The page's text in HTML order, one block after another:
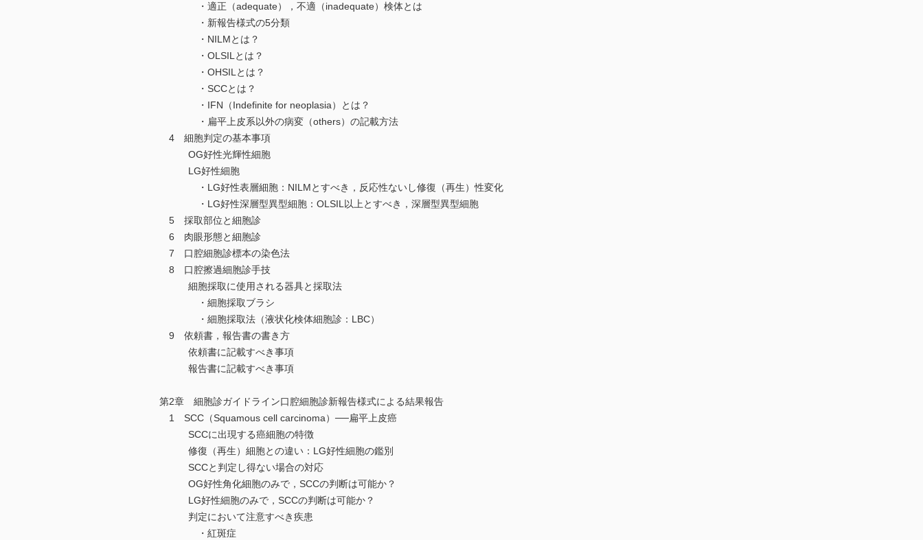
・適正（adequate），不適（inadequate）検体とは
・新報告様式の5分類
・NILMとは？
・OLSILとは？
・OHSILとは？
・SCCとは？
・IFN（Indefinite for neoplasia）とは？
・扁平上皮系以外の病変（others）の記載方法
4 細胞判定の基本事項
OG好性光輝性細胞
LG好性細胞
・LG好性表層細胞：NILMとすべき，反応性ないし修復（再生）性変化
・LG好性深層型異型細胞：OLSIL以上とすべき，深層型異型細胞
5 採取部位と細胞診
6 肉眼形態と細胞診
7 口腔細胞診標本の染色法
8 口腔擦過細胞診手技
細胞採取に使用される器具と採取法
・細胞採取ブラシ
・細胞採取法（液状化検体細胞診：LBC）
9 依頼書，報告書の書き方
依頼書に記載すべき事項
報告書に記載すべき事項
第2章 細胞診ガイドライン口腔細胞診新報告様式による結果報告
1 SCC（Squamous cell carcinoma）──扁平上皮癌
SCCに出現する癌細胞の特徴
修復（再生）細胞との違い：LG好性細胞の鑑別
SCCと判定し得ない場合の対応
OG好性角化細胞のみで，SCCの判断は可能か？
LG好性細胞のみで，SCCの判断は可能か？
判定において注意すべき疾患
・紅斑症